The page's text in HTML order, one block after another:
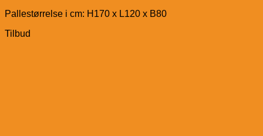
Pallestørrelse i cm: H170 x L120 x B80
Tilbud